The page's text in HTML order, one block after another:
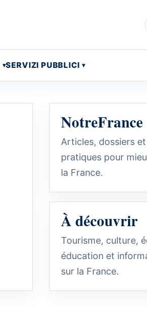
SERVIZI PUBBLICI
NotreFrance
Articles, dossiers
pratiques pour
la France.
À découvrir
Tourisme, culture,
éducation et
sur la France.